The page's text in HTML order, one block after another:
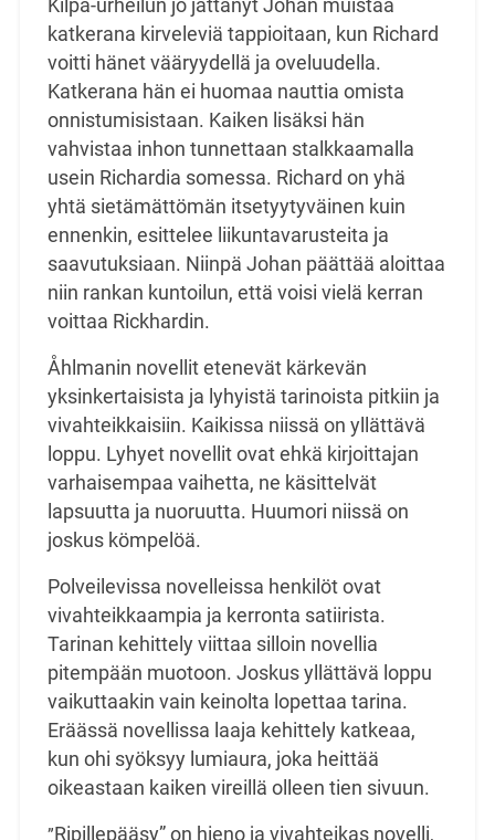
Kilpa-urheilun jo jättänyt Johan muistaa
katkerana kirveleviä tappioitaan, kun Richard
voitti hänet vääryydellä ja oveluudella.
Katkerana hän ei huomaa nauttia omista
onnistumisistaan. Kaiken lisäksi hän
vahvistaa inhon tunnettaan stalkkaamalla
usein Richardia somessa. Richard on yhä
yhtä sietämättömän itsetyytyväinen kuin
ennenkin, esittelee liikuntavarusteita ja
saavutuksiaan. Niinpä Johan päättää aloittaa
niin rankan kuntoilun, että voisi vielä kerran
voittaa Rickhardin.
Åhlmanin novellit etenevät kärkevän
yksinkertaisista ja lyhyistä tarinoista pitkiin ja
vivahteikkaisiin. Kaikissa niissä on yllättävä
loppu. Lyhyet novellit ovat ehkä kirjoittajan
varhaisempaa vaihetta, ne käsittelvät
lapsuutta ja nuoruutta. Huumori niissä on
joskus kömpelöä.
Polveilevissa novelleissa henkilöt ovat
vivahteikkaampia ja kerronta satiirista.
Tarinan kehittely viittaa silloin novellia
pitempään muotoon. Joskus yllättävä loppu
vaikuttaakin vain keinolta lopettaa tarina.
Eräässä novellissa laaja kehittely katkeaa,
kun ohi syöksyy lumiaura, joka heittää
oikeastaan kaiken vireillä olleen tien sivuun.
”Ripillepääsy” on hieno ja vivahteikas novelli,